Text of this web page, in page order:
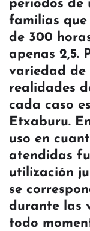
periodos de
familias que
de 300
apenas 2,5.
variedad de
realidades
cada caso
Etxaburu.
uso en
atendidas
utilización
se
durante las
todo